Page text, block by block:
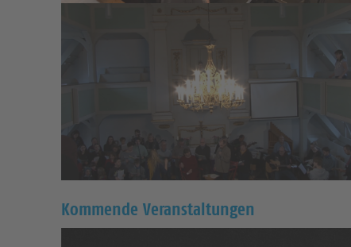
Kommende Veranstaltungen